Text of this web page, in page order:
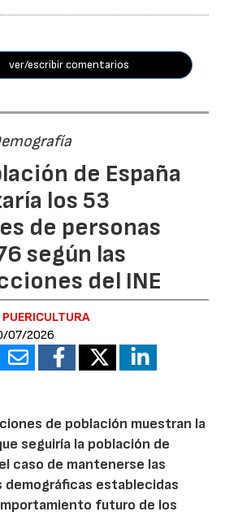
ver/escribir comentarios
de España
los 53
de personas
según las
del INE
07/2026
de población muestran la
seguiría la población de
caso de mantenerse las
demográficas establecidas
futuro de los